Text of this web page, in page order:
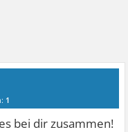
1
bei dir zusammen!